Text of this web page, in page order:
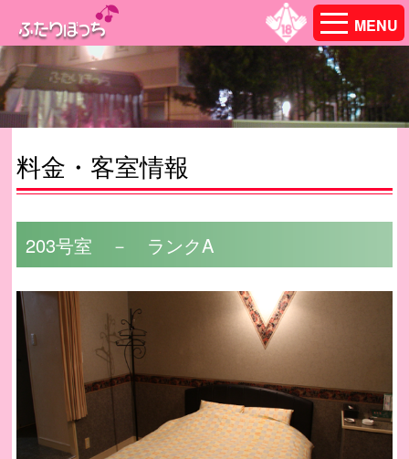
MENU
料金・客室情報
203号室 － ランクA